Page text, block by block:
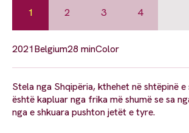
1 2 3 4
2021Belgium28 minColor
Stela nga Shqipëria, kthehet në shtëpinë
është kapluar nga frika më shumë se sa
nga e shkuara pushton jetët e tyre.